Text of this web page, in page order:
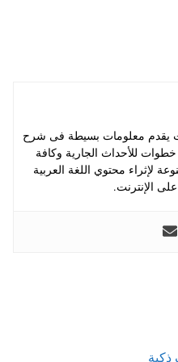
معلومات بسيطة فى شرح
للأحداث الجارية وكافة
لإثراء محتوي اللغة العربية
على الإنترنت.
ذكية